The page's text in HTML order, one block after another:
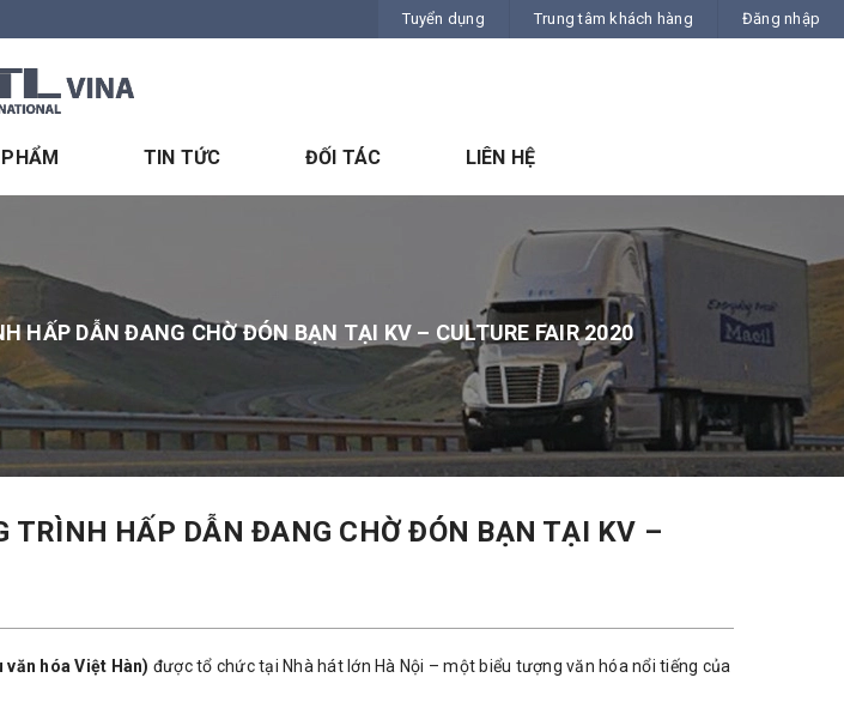
Tuyển dụng Trung tâm khách hàng Đăng nhập
TIN TỨC ĐỐI TÁC LIÊN HỆ
HẤP DẪN ĐANG CHỜ ĐÓN BẠN TẠI KV – CULTURE FAIR 2020
TRÌNH HẤP DẪN ĐANG CHỜ ĐÓN BẠN TẠI KV –
hóa Việt Hàn) được tổ chức tại Nhà hát lớn Hà Nội – một biểu tượng văn hóa nổi tiếng của